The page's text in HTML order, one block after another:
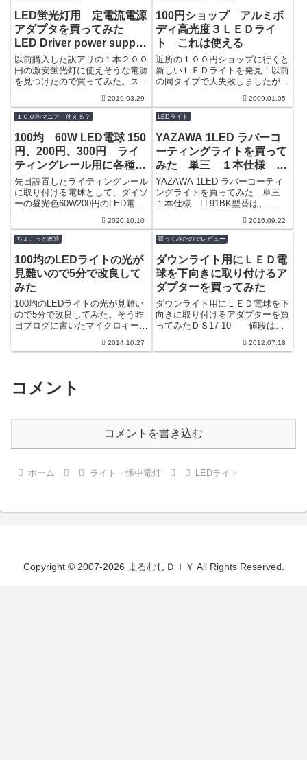
LED蛍光灯用 定電流電源
アダプタを買ってみた
LED Driver power supply
1-36W 300mA
以前購入した訳アリの１本２００
円の激安蛍光灯に使えそうな電源
を見つけたので買ってみた。スペ
2019.03.29
100円ショップ アルミボ
ディ高光度３ＬＥＤライ
ト これは使える
近所の１００円ショップに行くと
新しいＬＥＤライトを発見！以前
の同タイプで大失敗しましたが、
2009.01.05
１００均マニア 使える？
100均 60W LED電球 150
円、200円、300円 ライ
ティングレール用に各種買
ってみた
先日設置したライティングレール
に取り付ける電球として、ダイソ
ーの昼光色60W200円のLED電球
まった数が置いていなかったので
残念...
2020.10.10
LEDライト
YAZAWA 1LED ラバーコ
ーティングライトを買って
みた 単三 １本仕様
LL91BK
YAZAWA 1LED ラバーコーティ
ングライトを買ってみた 単三
１本仕様 LL91BK型番は、
かけないので多分旧モデルなの...
2016.09.22
ちょこっと改造
100均のLEDライトの光が
見難いので5分で改良して
みた
100均のLEDライトの光が見難い
ので5分で改良してみた。そう昨
日ブログに書いたマイクロキーラ
ころと暗いところが在り、幾重に
2014.10.27
買ってみたのでレビュー
ダウンライト用にＬＥＤ電
球を下向きに取り付けるア
ダプターを買ってみた
ダウンライト用にＬＥＤ電球を下
向きに取り付けるアダプターを買
ってみたＤＳ17-10 値段は
電球は先端が発光面で光の指向性
2012.07.18
コメント
コメントを書き込む
ホーム ライト・懐中電灯 LEDライト
Copyright © 2007-2026 まるむしＤＩＹ All Rights Reserved.